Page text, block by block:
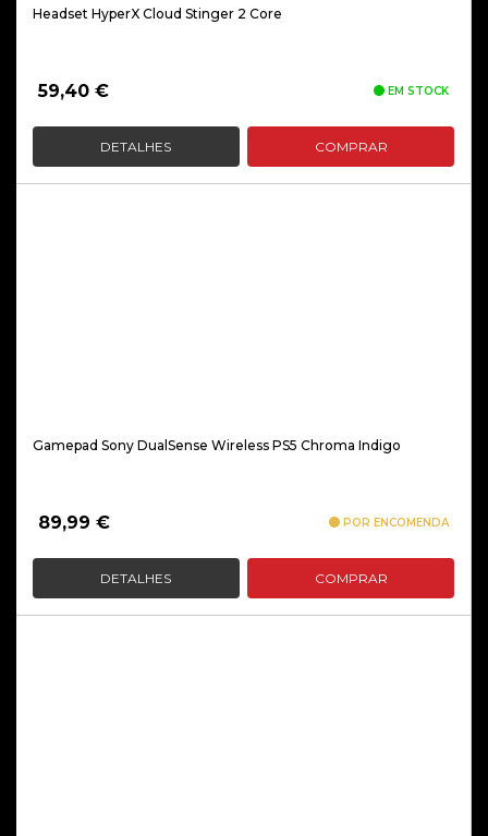
Headset HyperX Cloud Stinger 2 Core
59,40 € EM STOCK
DETALHES COMPRAR
Gamepad Sony DualSense Wireless PS5 Chroma Indigo
89,99 € POR ENCOMENDA
DETALHES COMPRAR